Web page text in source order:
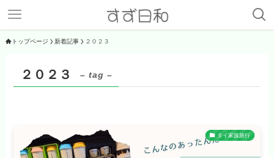
トップページ 新着記事 ２０２３
２０２３ – tag –
タイ家族旅行